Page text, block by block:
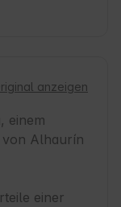
anzeigen
einem
von Alhaurín
einer